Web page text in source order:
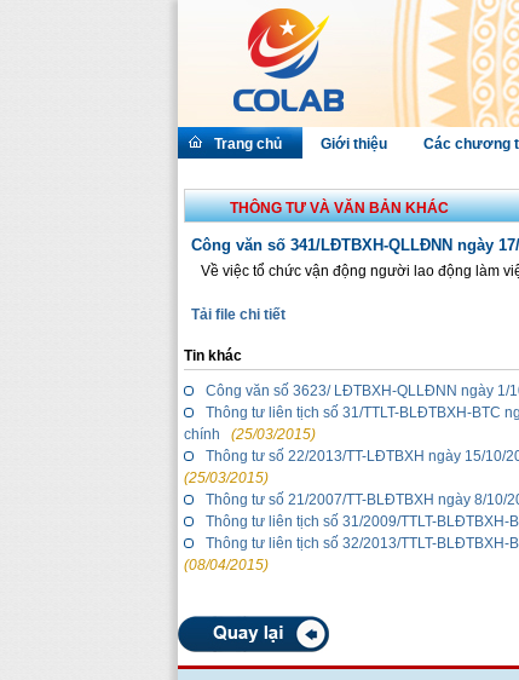
Trang chủ Giới thiệu Các chương
THÔNG TƯ VÀ VĂN BẢN KHÁC
Công văn số 341/LĐTBXH-QLLĐNN ngày
Về việc tổ chức vận động người lao động làm
Tải file chi tiết
Tin khác
Công văn số 3623/ LĐTBXH-QLLĐNN ngày 1/
Thông tư liên tịch số 31/TTLT-BLĐTBXH-BTC
chính
(25/03/2015)
Thông tư số 22/2013/TT-LĐTBXH ngày 15/10/
(25/03/2015)
Thông tư số 21/2007/TT-BLĐTBXH ngày 8/10/
Thông tư liên tịch số 31/2009/TTLT-
Thông tư liên tịch số 32/2013/TTLT-
(08/04/2015)